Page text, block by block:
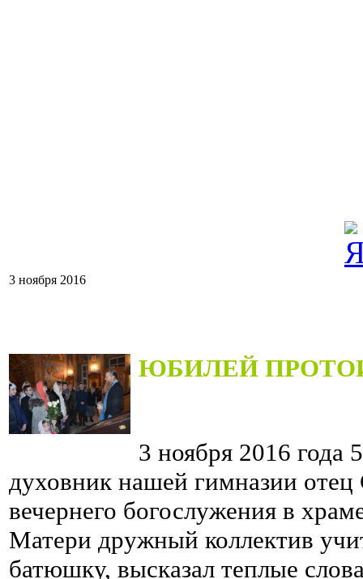
3 ноября 2016
ЮБИЛЕЙ
3 ноября 2016 года
духовник нашей гимназии
вечернего богослужения в
Матери дружный коллектив
батюшку, высказал теплые